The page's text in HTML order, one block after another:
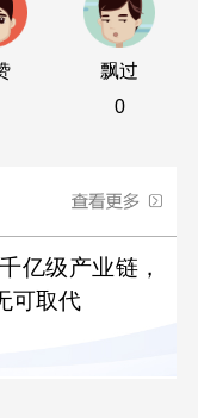
飘过
0
亿级产业链，
可取代